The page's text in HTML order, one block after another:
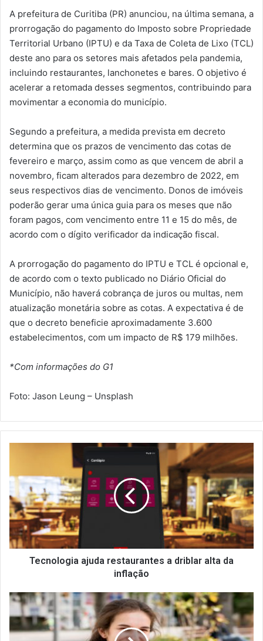
A prefeitura de Curitiba (PR) anunciou, na última semana, a
prorrogação do pagamento do Imposto sobre Propriedade
Territorial Urbano (IPTU) e da Taxa de Coleta de Lixo (TCL)
deste ano para os setores mais afetados pela pandemia,
incluindo restaurantes, lanchonetes e bares. O objetivo é
acelerar a retomada desses segmentos, contribuindo para
movimentar a economia do município.
Segundo a prefeitura, a medida prevista em decreto
determina que os prazos de vencimento das cotas de
fevereiro e março, assim como as que vencem de abril a
novembro, ficam alterados para dezembro de 2022, em
seus respectivos dias de vencimento. Donos de imóveis
poderão gerar uma única guia para os meses que não
foram pagos, com vencimento entre 11 e 15 do mês, de
acordo com o dígito verificador da indicação fiscal.
A prorrogação do pagamento do IPTU e TCL é opcional e,
de acordo com o texto publicado no Diário Oficial do
Município, não haverá cobrança de juros ou multas, nem
atualização monetária sobre as cotas. A expectativa é de
que o decreto beneficie aproximadamente 3.600
estabelecimentos, com um impacto de R$ 179 milhões.
*Com informações do G1
Foto: Jason Leung – Unsplash
c
o
l
o
g
i
u
r
Tecnologia ajuda restaurantes a driblar alta da
inflação
P
j